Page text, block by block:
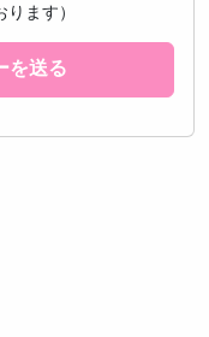
ます）
を送る